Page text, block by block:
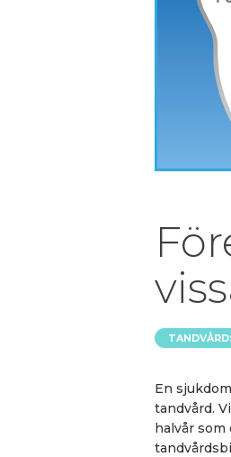
En
tandvård.
halvår som